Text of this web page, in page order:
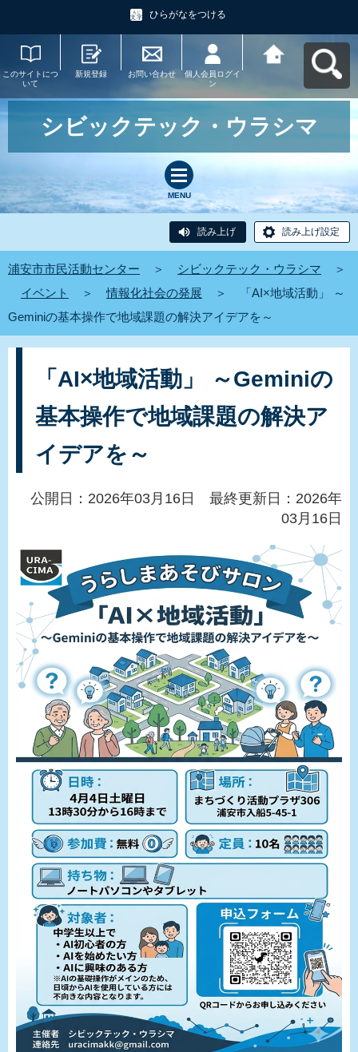
ひらがなをつける
このサイトにつ
いて
新規登録 お問い合わせ
個人会員ログイ
ン
シビックテック・ウラシマ
MENU
読み上げ 読み上げ設定
浦安市市民活動センター ＞ シビックテック・ウラシマ
＞
イベント
＞ 情報化社会の発展 ＞
「AI×地域活動」 ～
Geminiの基本操作で地域課題の解決アイデアを～
「AI×地域活動」 ～Geminiの
基本操作で地域課題の解決ア
イデアを～
公開日：2026年03月16日 最終更新日：2026年
03月16日